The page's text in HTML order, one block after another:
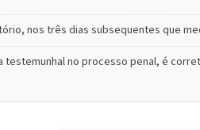
nos três dias subsequentes que
no processo penal, é